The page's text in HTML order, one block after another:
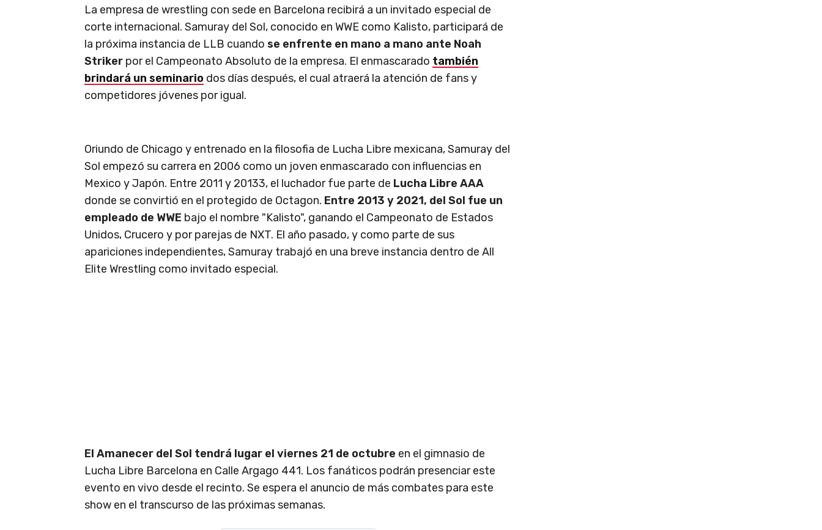
La empresa de wrestling con sede en Barcelona recibirá a un invitado especial de
corte internacional. Samuray del Sol, conocido en WWE como Kalisto, participará de
la próxima instancia de LLB cuando se enfrente en mano a mano ante Noah
Striker por el Campeonato Absoluto de la empresa. El enmascarado también
brindará un seminario dos días después, el cual atraerá la atención de fans y
competidores jóvenes por igual.
Oriundo de Chicago y entrenado en la filosofia de Lucha Libre mexicana, Samuray del
Sol empezó su carrera en 2006 como un joven enmascarado con influencias en
Mexico y Japón. Entre 2011 y 20133, el luchador fue parte de Lucha Libre AAA
donde se convirtió en el protegido de Octagon. Entre 2013 y 2021, del Sol fue un
empleado de WWE bajo el nombre "Kalisto", ganando el Campeonato de Estados
Unidos, Crucero y por parejas de NXT. El año pasado, y como parte de sus
apariciones independientes, Samuray trabajó en una breve instancia dentro de All
Elite Wrestling como invitado especial.
El Amanecer del Sol tendrá lugar el viernes 21 de octubre en el gimnasio de
Lucha Libre Barcelona en Calle Argago 441. Los fanáticos podrán presenciar este
evento en vivo desde el recinto. Se espera el anuncio de más combates para este
show en el transcurso de las próximas semanas.